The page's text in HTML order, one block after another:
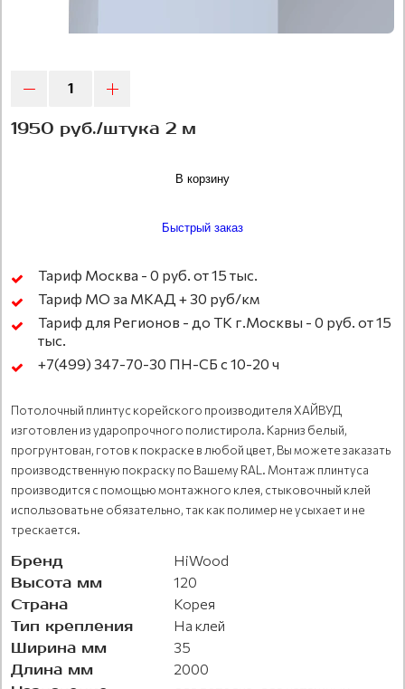
1950 руб./штука 2 м
В корзину
Быстрый заказ
Тариф Москва - 0 руб. от 15 тыс.
Тариф МО за МКАД + 30 руб/км
Тариф для Регионов - до ТК г.Москвы - 0 руб. от 15
тыс.
+7(499) 347-70-30 ПН-СБ с 10-20 ч
Потолочный плинтус корейского производителя ХАЙВУД
изготовлен из ударопрочного полистирола. Карниз белый,
прогрунтован, готов к покраске в любой цвет, Вы можете заказать
производственную покраску по Вашему RAL. Монтаж плинтуса
производится с помощью монтажного клея, стыковочный клей
использовать не обязательно, так как полимер не усыхает и не
трескается.
Бренд HiWood
Высота мм 120
Страна Корея
Тип крепления На клей
Ширина мм 35
Длина мм 2000